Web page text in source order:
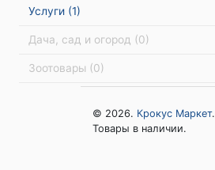
Услуги (1)
Дача, сад и огород (0)
Зоотовары (0)
© 2026. Крокус Маркет.
Товары в наличии.